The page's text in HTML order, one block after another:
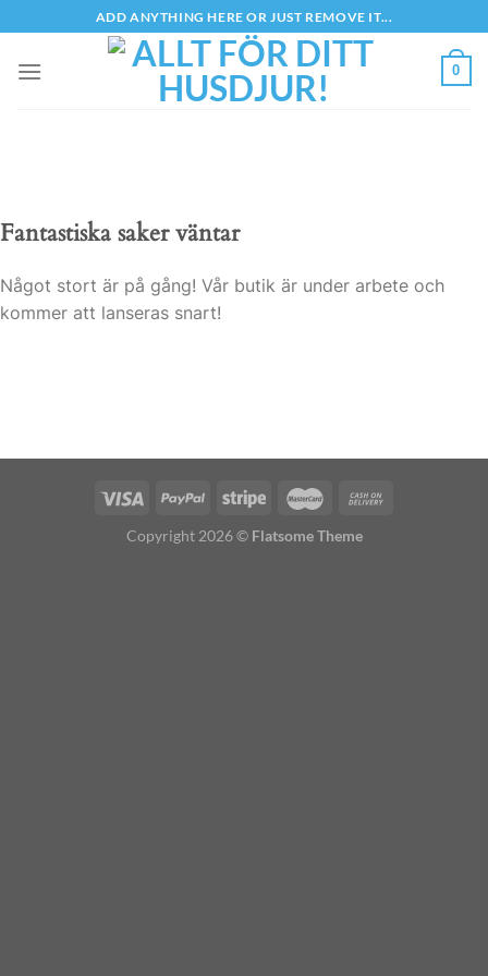
to
content
ADD ANYTHING HERE OR JUST REMOVE IT...
0
Fantastiska saker väntar
Något stort är på gång! Vår butik är under arbete och
kommer att lanseras snart!
Copyright 2026 © Flatsome Theme